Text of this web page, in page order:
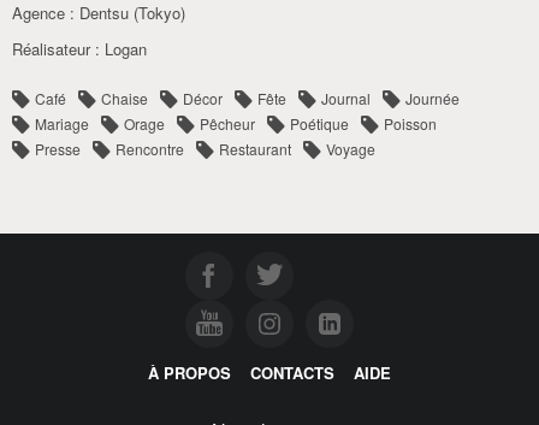
Agence : Dentsu (Tokyo)
Réalisateur : Logan
Café Chaise Décor Fête Journal
Journée
Mariage
Orage Pêcheur Poétique
Poisson
Presse
Rencontre Restaurant Voyage
À PROPOS CONTACTS AIDE